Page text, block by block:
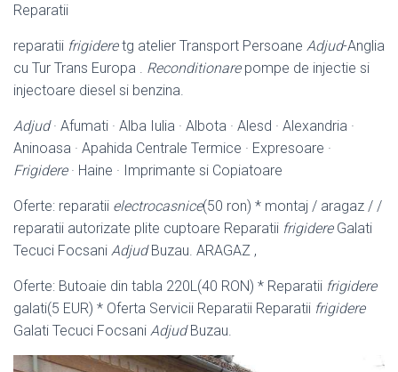
Reparatii
reparatii frigideretg atelier Transport Persoane Adjud-Anglia
cu Tur Trans Europa . Reconditionarepompe de injectie si
injectoare diesel si benzina.
Adjud· Afumati · Alba Iulia · Albota · Alesd · Alexandria ·
Aninoasa · Apahida Centrale Termice · Expresoare ·
Frigidere· Haine · Imprimante si Copiatoare
Oferte: reparatii electrocasnice(50 ron) * montaj / aragaz / /
reparatii autorizate plite cuptoare Reparatii frigidereGalati
Tecuci Focsani AdjudBuzau. ARAGAZ ,
Oferte: Butoaie din tabla 220L(40 RON) * Reparatii frigidere
galati(5 EUR) * Oferta Servicii Reparatii Reparatii frigidere
Galati Tecuci Focsani AdjudBuzau.